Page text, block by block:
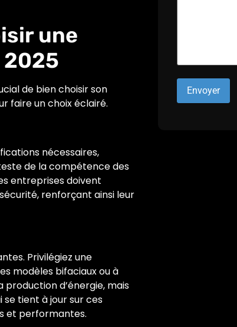
une
2025
de bien choisir son
faire un choix éclairé.
nécessaires,
de la compétence des
entreprises doivent
renforçant ainsi leur
Privilégiez une
modèles bifaciaux ou à
d’énergie, mais
tient à jour sur ces
et performantes.